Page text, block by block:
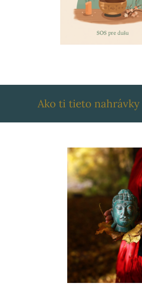
Ako ti tieto nahrávky